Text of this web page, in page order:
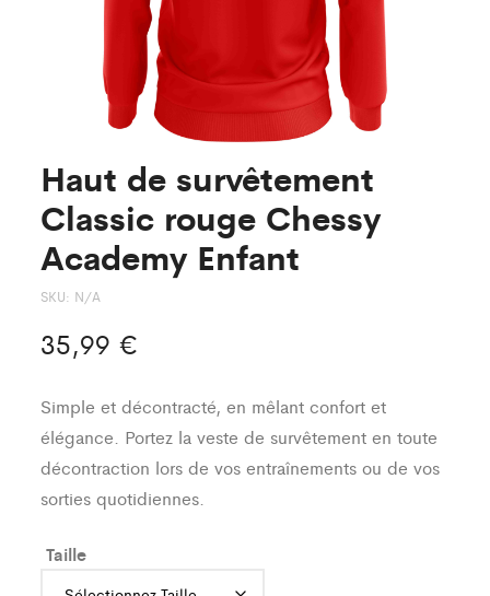
Haut de survêtement
Classic rouge Chessy
Academy Enfant
SKU: N/A
35,99 €
Simple et décontracté, en mêlant confort et
élégance. Portez la veste de survêtement en toute
décontraction lors de vos entraînements ou de vos
sorties quotidiennes.
Taille